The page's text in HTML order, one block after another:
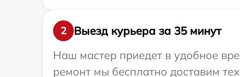
2
Выезд курьера за 35 минут
Наш мастер приедет в удобное
ремонт мы бесплатно доставим